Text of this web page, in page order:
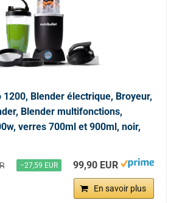
1200, Blender électrique, Broyeur,
Blender multifonctions,
verres 700ml et 900ml, noir,
−27,59 EUR 99,90 EUR
En savoir plus